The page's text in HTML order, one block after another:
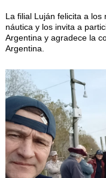
La filial Luján felicita a
náutica y los invita a
Argentina y agradece la
Argentina.